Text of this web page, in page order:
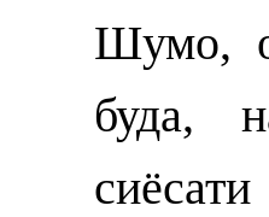
Шумо,
буда,